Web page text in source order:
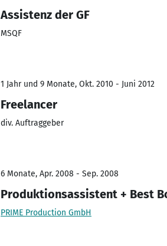
Assistenz der GF
MSQF
1 Jahr und 9 Monate, Okt. 2010 - Juni 2012
Freelancer
div. Auftraggeber
6 Monate, Apr. 2008 - Sep. 2008
Produktionsassistent + Best
PRIME Production GmbH